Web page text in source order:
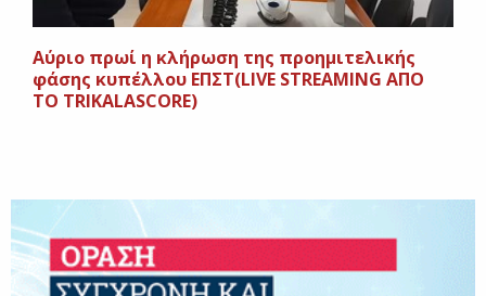
Αύριο πρωί η κλήρωση της προημιτελικής
φάσης κυπέλλου ΕΠΣΤ(LIVE STREAMING AΠΟ
ΤΟ TRIKALASCORE)